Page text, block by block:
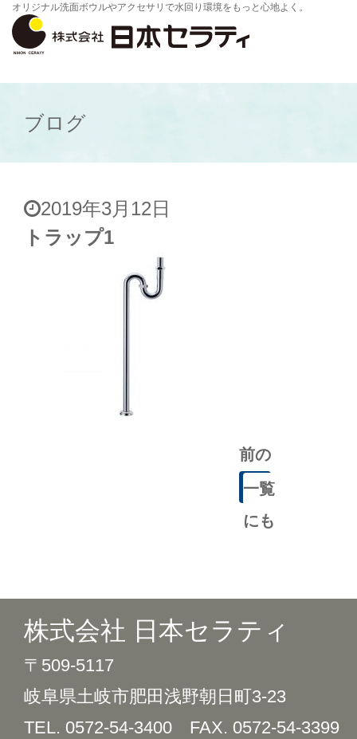
オリジナル洗面ボウルやアクセサリで水回り環境をもっと心地よく。
ブログ
2019年3月12日
トラップ1
前の
記事
一覧
にも
株式会社 日本セラティ
〒509-5117
岐阜県土岐市肥田浅野朝日町3-23
TEL. 0572-54-3400 FAX. 0572-54-3399